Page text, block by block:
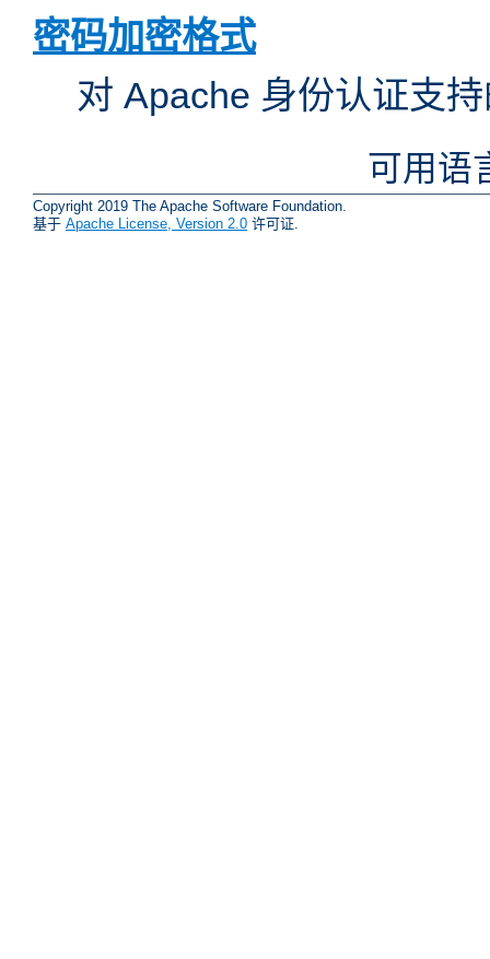
密码加密格式
对 Apache 身份认证支
可用语
Copyright 2019 The Apache Software Foundation.
基于 Apache License, Version 2.0 许可证.